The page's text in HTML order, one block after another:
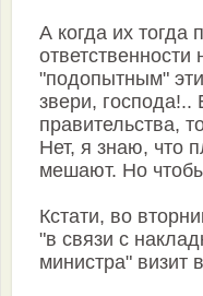
А когда их тогда
"подопытным"
звери, господа!..
правительства,
Нет, я знаю, что
мешают. Но
Кстати, во
"в связи с
министра"